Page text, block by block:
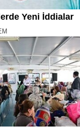
Yeni İddialar